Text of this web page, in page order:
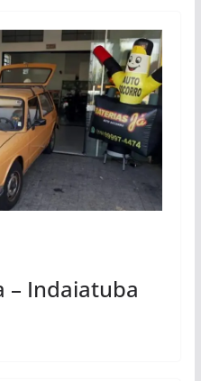
– Indaiatuba